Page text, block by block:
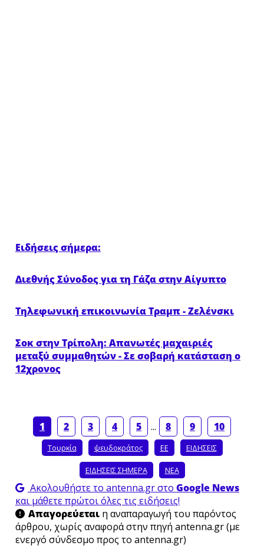
Ειδήσεις σήμερα:
Διεθνής Σύνοδος για τη Γάζα στην Αίγυπτο
Τηλεφωνική επικοινωνία Τραμπ - Ζελένσκι
Σοκ στην Τρίπολη: Απανωτές μαχαιριές
μεταξύ συμμαθητών - Σε σοβαρή κατάσταση ο
12χρονος
1 2 3 4 5 ... 8 9 10
Τουρκία ψευδοκράτος ΕΕ ΕΙΔΗΣΕΙΣ
ΕΙΔΗΣΕΙΣ ΣΗΜΕΡΑ ΝΕΑ
Ακολουθήστε το antenna.gr στο Google News
και μάθετε πρώτοι όλες τις ειδήσεις!
Απαγορεύεταιη αναπαραγωγή του παρόντος
άρθρου, χωρίς αναφορά στην πηγή antenna.gr (με
ενεργό σύνδεσμο προς το antenna.gr)